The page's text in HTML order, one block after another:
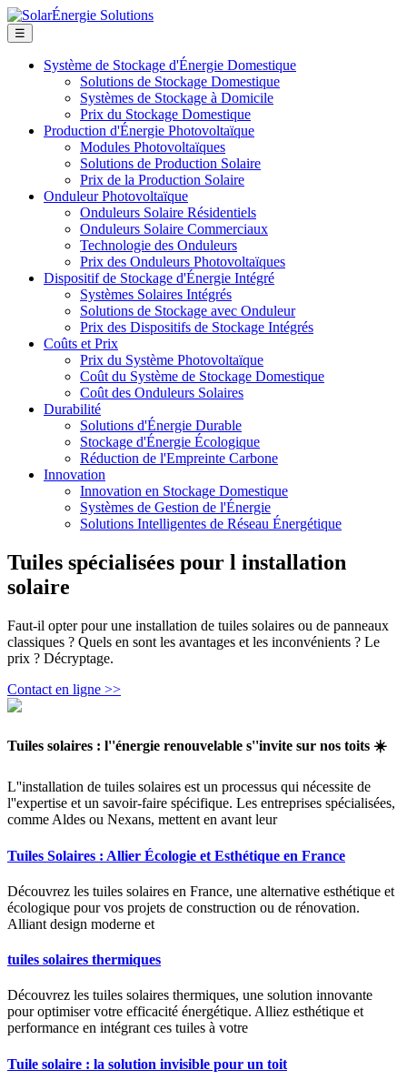
☰
Système de Stockage d'Énergie Domestique
Solutions de Stockage Domestique
Systèmes de Stockage à Domicile
Prix du Stockage Domestique
Production d'Énergie Photovoltaïque
Modules Photovoltaïques
Solutions de Production Solaire
Prix de la Production Solaire
Onduleur Photovoltaïque
Onduleurs Solaire Résidentiels
Onduleurs Solaire Commerciaux
Technologie des Onduleurs
Prix des Onduleurs Photovoltaïques
Dispositif de Stockage d'Énergie Intégré
Systèmes Solaires Intégrés
Solutions de Stockage avec Onduleur
Prix des Dispositifs de Stockage Intégrés
Coûts et Prix
Prix du Système Photovoltaïque
Coût du Système de Stockage Domestique
Coût des Onduleurs Solaires
Durabilité
Solutions d'Énergie Durable
Stockage d'Énergie Écologique
Réduction de l'Empreinte Carbone
Innovation
Innovation en Stockage Domestique
Systèmes de Gestion de l'Énergie
Solutions Intelligentes de Réseau Énergétique
Tuiles spécialisées pour l installation
solaire
Faut-il opter pour une installation de tuiles solaires ou de panneaux
classiques ? Quels en sont les avantages et les inconvénients ? Le
prix ? Décryptage.
Contact en ligne >>
Tuiles solaires : l''énergie renouvelable s''invite sur nos toits ☀️
L''installation de tuiles solaires est un processus qui nécessite de
l''expertise et un savoir-faire spécifique. Les entreprises spécialisées,
comme Aldes ou Nexans, mettent en avant leur
Tuiles Solaires : Allier Écologie et Esthétique en France
Découvrez les tuiles solaires en France, une alternative esthétique et
écologique pour vos projets de construction ou de rénovation.
Alliant design moderne et
tuiles solaires thermiques
Découvrez les tuiles solaires thermiques, une solution innovante
pour optimiser votre efficacité énergétique. Alliez esthétique et
performance en intégrant ces tuiles à votre
Tuile solaire : la solution invisible pour un toit